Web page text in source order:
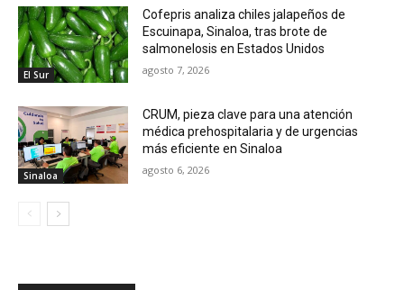
El Sur
Cofepris analiza chiles jalapeños de
Escuinapa, Sinaloa, tras brote de
salmonelosis en Estados Unidos
agosto 7, 2026
Sinaloa
CRUM, pieza clave para una atención
médica prehospitalaria y de urgencias
más eficiente en Sinaloa
agosto 6, 2026